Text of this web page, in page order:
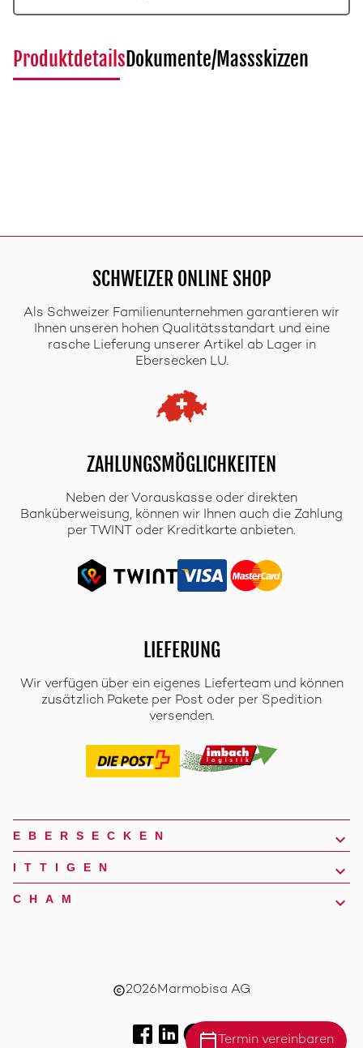
ProduktdetailsDokumente/Massskizzen
SCHWEIZER ONLINE SHOP
Als Schweizer Familienunternehmen garantieren wir
Ihnen unseren hohen Qualitätsstandart und eine
rasche Lieferung unserer Artikel ab Lager in
Ebersecken LU.
ZAHLUNGSMÖGLICHKEITEN
Neben der Vorauskasse oder direkten
Banküberweisung, können wir Ihnen auch die Zahlung
per TWINT oder Kreditkarte anbieten.
LIEFERUNG
Wir verfügen über ein eigenes Lieferteam und können
zusätzlich Pakete per Post oder per Spedition
versenden.
calendar_today Termin vereinbaren
EBERSECKEN
ITTIGEN
CHAM
copyright2026Marmobisa AG